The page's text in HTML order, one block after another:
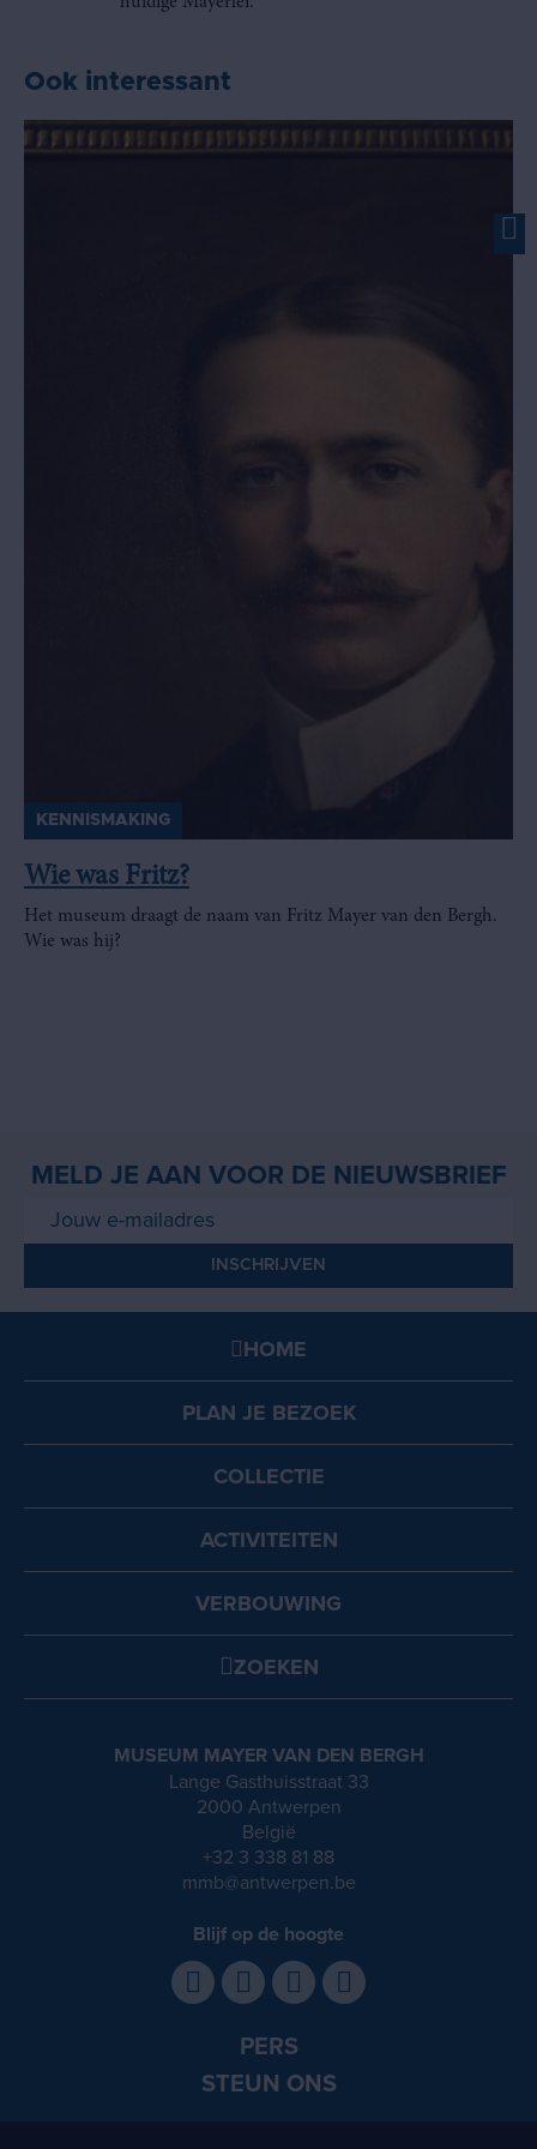
Ook interessant
KENNISMAKING
Wie was Fritz?
Het museum draagt de naam van Fritz Mayer van den Bergh.
Wie was hij?
MELD JE AAN VOOR DE NIEUWSBRIEF
HOME
PLAN JE BEZOEK
COLLECTIE
ACTIVITEITEN
VERBOUWING
ZOEKEN
MUSEUM MAYER VAN DEN BERGH
Lange Gasthuisstraat 33
2000 Antwerpen
België
+32 3 338 81 88
mmb@antwerpen.be
Blijf op de hoogte
PERS
STEUN ONS